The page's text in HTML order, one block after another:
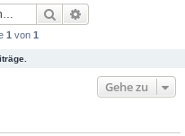
Suche
1 von 1
Gehe zu